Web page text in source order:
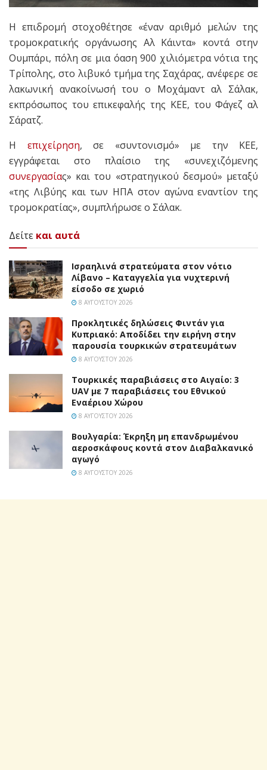
Η επιδρομή στοχοθέτησε «έναν αριθμό μελών της
τρομοκρατικής οργάνωσης Αλ Κάιντα» κοντά στην
Ουμπάρι, πόλη σε μια όαση 900 χιλιόμετρα νότια της
Τρίπολης, στο λιβυκό τμήμα της Σαχάρας, ανέφερε σε
λακωνική ανακοίνωσή του ο Μοχάμαντ αλ Σάλακ,
εκπρόσωπος του επικεφαλής της ΚΕΕ, του Φάγεζ αλ
Σάρατζ.
Η επιχείρηση, σε «συντονισμό» με την ΚΕΕ,
εγγράφεται στο πλαίσιο της «συνεχιζόμενης
συνεργασίας» και του «στρατηγικού δεσμού» μεταξύ
«της Λιβύης και των ΗΠΑ στον αγώνα εναντίον της
τρομοκρατίας», συμπλήρωσε ο Σάλακ.
Δείτε και αυτά
Ισραηλινά στρατεύματα στον νότιο
Λίβανο – Καταγγελία για νυχτερινή
είσοδο σε χωριό
8 ΑΥΓΟΎΣΤΟΥ 2026
Προκλητικές δηλώσεις Φιντάν για
Κυπριακό: Αποδίδει την ειρήνη στην
παρουσία τουρκικών στρατευμάτων
8 ΑΥΓΟΎΣΤΟΥ 2026
Τουρκικές παραβιάσεις στο Αιγαίο: 3
UAV με 7 παραβιάσεις του Εθνικού
Εναέριου Χώρου
8 ΑΥΓΟΎΣΤΟΥ 2026
Βουλγαρία: Έκρηξη μη επανδρωμένου
αεροσκάφους κοντά στον Διαβαλκανικό
αγωγό
8 ΑΥΓΟΎΣΤΟΥ 2026